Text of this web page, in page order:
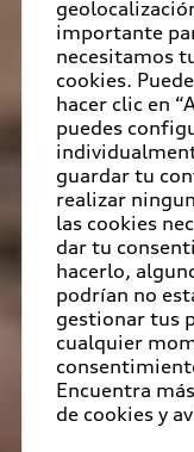
importante
necesitamos
cookies.
hacer clic en
puedes
guardar tu
realizar
las cookies
dar tu
hacerlo,
podrían no
gestionar tus
cualquier
Encuentra
de cookies y